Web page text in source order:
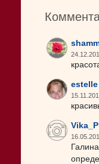
estelle
Vika_P